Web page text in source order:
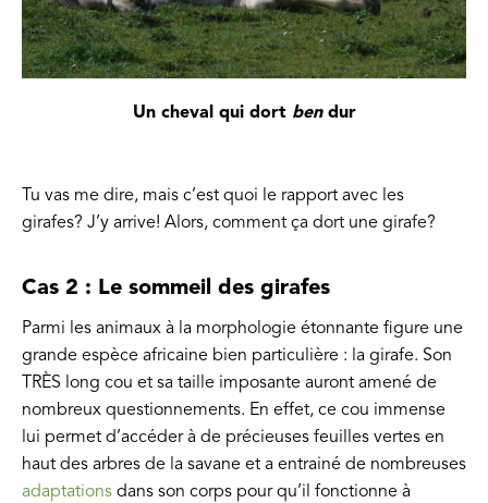
Un cheval qui dort ben dur
Tu vas me dire, mais c’est quoi le rapport avec les
girafes? J’y arrive! Alors, comment ça dort une girafe?
Cas 2 : Le sommeil des girafes
Parmi les animaux à la morphologie étonnante figure une
grande espèce africaine bien particulière : la girafe. Son
TRÈS long cou et sa taille imposante auront amené de
nombreux questionnements. En effet, ce cou immense
lui permet d’accéder à de précieuses feuilles vertes en
haut des arbres de la savane et a entrainé de nombreuses
adaptations dans son corps pour qu’il fonctionne à